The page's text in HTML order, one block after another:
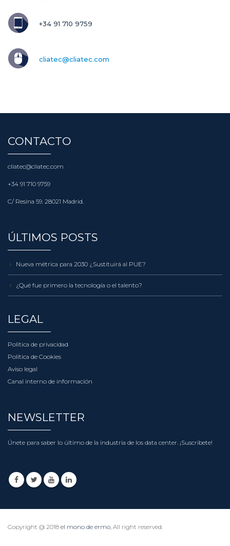
+34 91 710 9759
cliatec@cliatec.com
CONTACTO
cliatec@cliatec.com
+34 91 710 9759
C/ Resina 59. 28021 Madrid.
ÚLTIMOS POSTS
Nueva métrica para 2030 ¿Sustituirá al PUE?
¿Qué fue primero la tecnología o el talento?
LEGAL
Política de privacidad
Política de Cookies
Aviso legal
Canal interno de información
NEWSLETTER
Únete para saber lo último de la industria de los data center. ¡Suscríbete!
Copyright @ 2018 el mono de ermo , All right reserved.